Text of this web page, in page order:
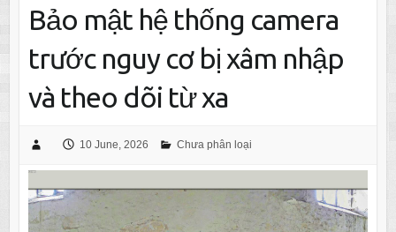
Bảo mật hệ thống camera
trước nguy cơ bị xâm nhập
và theo dõi từ xa
10 June, 2026 Chưa phân loại